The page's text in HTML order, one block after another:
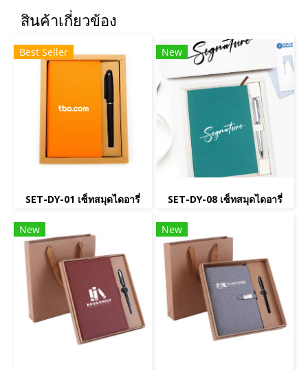
สินค้าเกี่ยวข้อง
Best Seller
SET-DY-01 เซ็ทสมุดไดอารี่
New
SET-DY-08 เซ็ทสมุดไดอารี่
New New